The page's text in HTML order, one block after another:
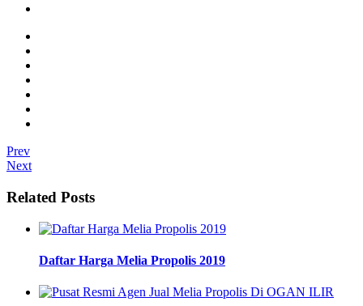
Prev
Next
Related Posts
Daftar Harga Melia Propolis 2019